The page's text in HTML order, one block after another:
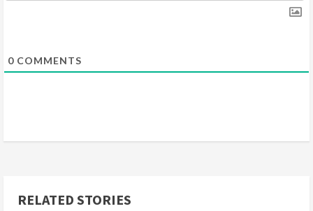
0 COMMENTS
RELATED STORIES